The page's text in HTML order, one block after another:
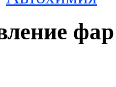
фар